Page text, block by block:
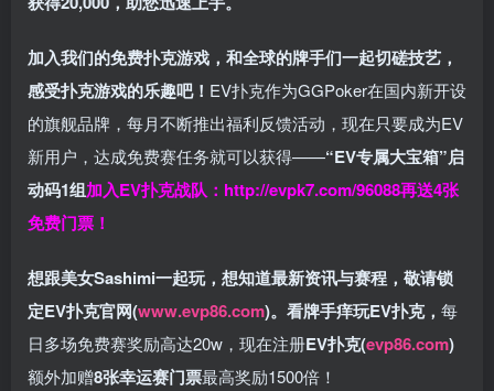
加入我们的免费扑克游戏，和全球的牌手们一起切磋技艺，
感受扑克游戏的乐趣吧！ EV扑克作为GGPoker在国内新开设
的旗舰品牌，每月不断推出福利反馈活动，现在只要成为EV
新用户，达成免费赛任务就可以获得——“EV专属大宝箱”启
动码1组加入EV扑克战队： http://evpk7.com/96088再送4张
免费门票！
想跟美女Sashimi一起玩， 想知道最新资讯与赛程， 敬请锁
定EV扑克官网(www.evp86.com)。 看牌手痒玩EV扑克， 每
日多场免费赛奖励高达20w，现在注册EV扑克(evp86.com)
额外加赠8张幸运赛门票最高奖励1500倍！